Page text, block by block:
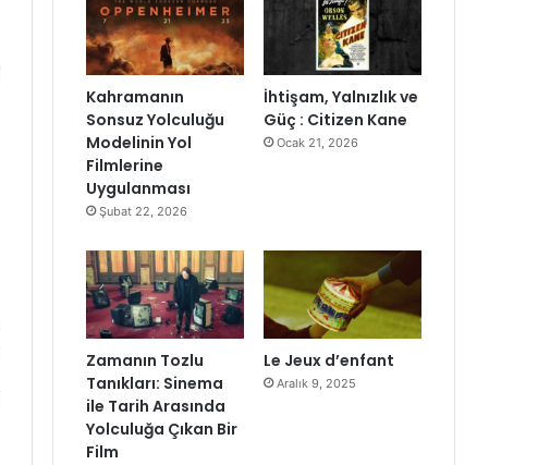
Kahramanın
Sonsuz Yolculuğu
Modelinin Yol
Filmlerine
Uygulanması
Şubat 22, 2026
İhtişam, Yalnızlık ve
Güç : Citizen Kane
Ocak 21, 2026
Zamanın Tozlu
Tanıkları: Sinema
ile Tarih Arasında
Yolculuğa Çıkan Bir
Film
Le Jeux d’enfant
Aralık 9, 2025